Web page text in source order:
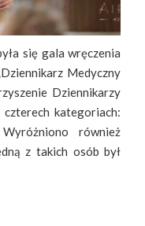
się gala wręczenia
Medyczny
Dziennikarzy
kategoriach:
również
z takich osób był